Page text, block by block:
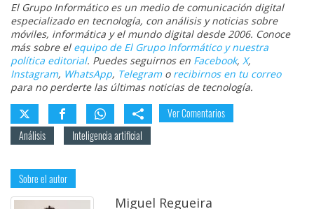
El Grupo Informático es un medio de comunicación digital
especializado en tecnología, con análisis y noticias sobre
móviles, informática y el mundo digital desde 2006. Conoce
más sobre el equipo de El Grupo Informático y nuestra
política editorial. Puedes seguirnos en Facebook, X,
Instagram, WhatsApp, Telegramo recibirnos en tu correo
para no perderte las últimas noticias de tecnología.
Ver Comentarios
Análisis
Inteligencia artificial
Sobre el autor
Miguel Regueira